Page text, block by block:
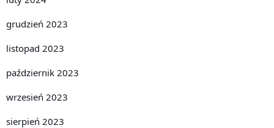
grudzień 2023
listopad 2023
październik 2023
wrzesień 2023
sierpień 2023